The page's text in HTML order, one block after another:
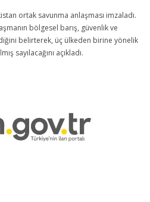
ortak savunma anlaşması imzaladı.
bölgesel barış, güvenlik ve
belirterek, üç ülkeden birine yönelik
sayılacağını açıkladı.